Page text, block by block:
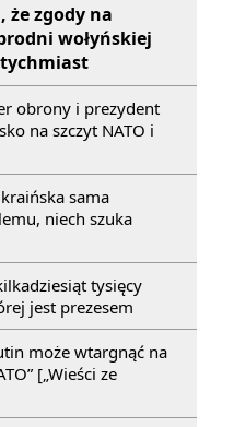
że zgody na
wołyńskiej
obrony i prezydent
na szczyt NATO i
sama
niech szuka
tysięcy
jest prezesem
może wtargnąć na
[„Wieści ze